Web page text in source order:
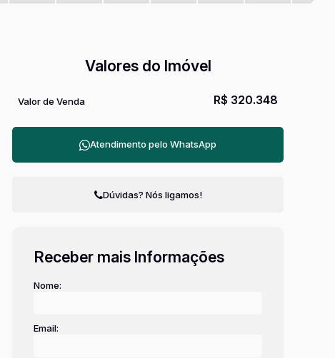
Valores do Imóvel
R$ 320.348
Valor de Venda
Atendimento pelo WhatsApp
Dúvidas? Nós ligamos!
Receber mais Informações
Nome:
Email: